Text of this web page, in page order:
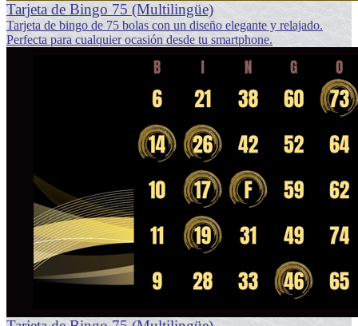
Tarjeta de Bingo 75 (Multilingüe)
Tarjeta de bingo de 75 bolas con un diseño elegante y relajado.
Perfecta para cualquier ocasión desde tu smartphone.